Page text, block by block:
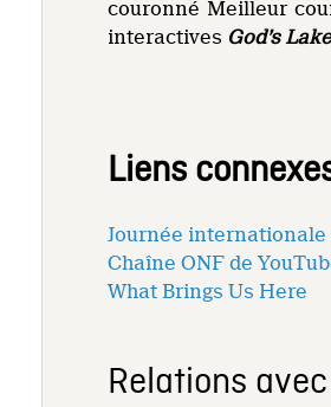
couronné Meilleur
interactives God’s
Liens
Journée internationale
Chaîne ONF de
What Brings Us Here
Relations